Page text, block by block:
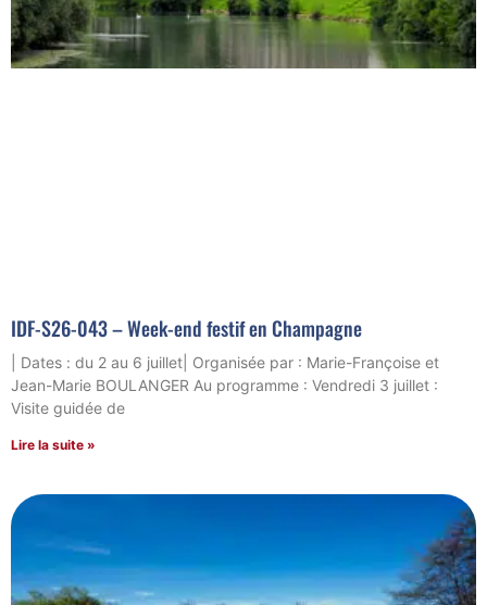
IDF-S26-043 – Week-end festif en Champagne
| Dates : du 2 au 6 juillet| Organisée par : Marie-Françoise et
Jean-Marie BOULANGER Au programme : Vendredi 3 juillet :
Visite guidée de
Lire la suite »